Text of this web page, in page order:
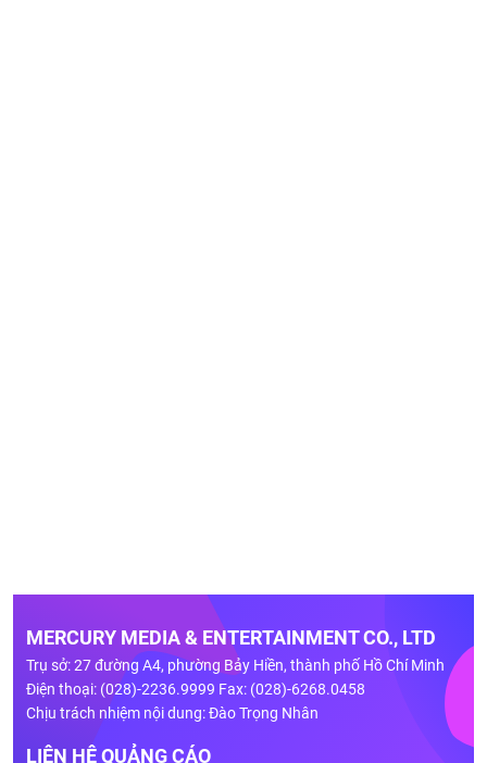
MERCURY MEDIA & ENTERTAINMENT CO., LTD
Trụ sở: 27 đường A4, phường Bảy Hiền, thành phố Hồ Chí Minh
Điện thoại: (028)-2236.9999 Fax: (028)-6268.0458
Chịu trách nhiệm nội dung: Đào Trọng Nhân
LIÊN HỆ QUẢNG CÁO